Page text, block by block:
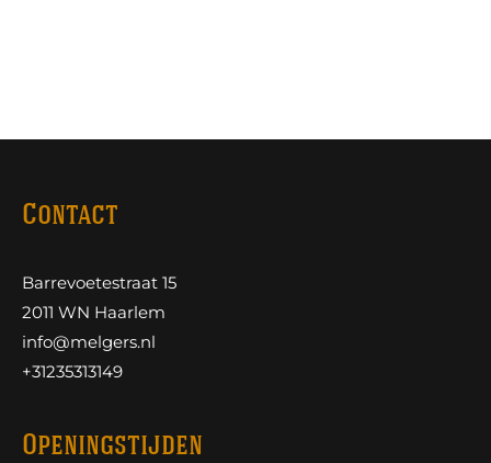
Contact
Barrevoetestraat 15
2011 WN Haarlem
info@melgers.nl
+31235313149
Openingstijden